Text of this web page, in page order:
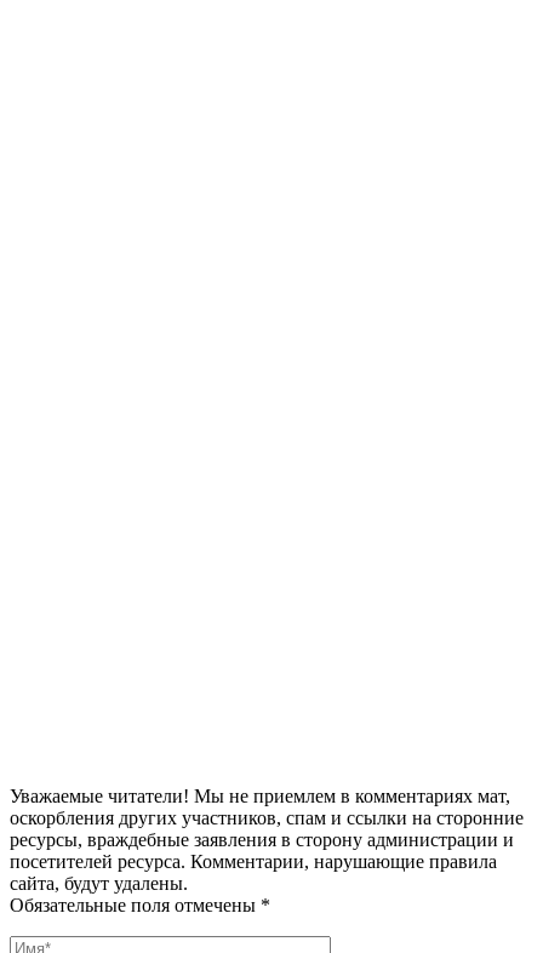
Уважаемые читатели! Мы не приемлем в комментариях мат,
оскорбления других участников, спам и ссылки на сторонние
ресурсы, враждебные заявления в сторону администрации и
посетителей ресурса. Комментарии, нарушающие правила
сайта, будут удалены.
Обязательные поля отмечены *